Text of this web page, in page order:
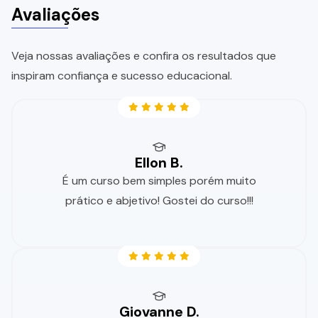
Avaliações
Veja nossas avaliações e confira os resultados que
inspiram confiança e sucesso educacional.
Ellon B.
É um curso bem simples porém muito
prático e abjetivo! Gostei do curso!!!
Giovanne D.